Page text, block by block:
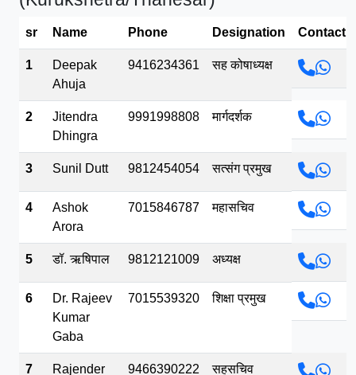
sr Name Phone Designation Contact
1
Deepak
Ahuja
9416234361 सह कोषाध्यक्ष
2
Jitendra
Dhingra
9991998808 मार्गदर्शक
3 Sunil Dutt 9812454054 सत्संग प्रमुख
4
Ashok
Arora
7015846787 महासचिव
5 डॉ. ऋषिपाल 9812121009 अध्यक्ष
6
Dr. Rajeev
Kumar
Gaba
7015539320 शिक्षा प्रमुख
7
Rajender
9466390222 सहसचिव